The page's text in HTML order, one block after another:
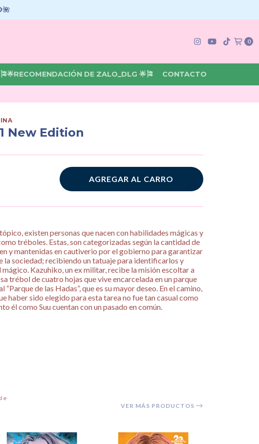
0
🎏🌟RECOMENDACIÓN DE ZALO_DLG 🌟🎏 CONTACTO
New Edition
AGREGAR AL CARRO
existen personas que nacen con habilidades mágicas y
tréboles. Estas, son categorizadas según la cantidad de
y mantenidas en cautiverio por el gobierno para garantizar
la sociedad; recibiendo un tatuaje para identificarlos y
Kazuhiko, un ex militar, recibe la misión escoltar a
trébol de cuatro hojas que vive encarcelada en un parque
“Parque de las Hadas”, que es su mayor deseo. En el camino,
haber sido elegido para esta tarea no fue tan casual como
él como Suu cuentan con un pasado en común.
VER MÁS PRODUCTOS